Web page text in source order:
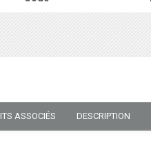
ASSOCIÉS DESCRIPTION